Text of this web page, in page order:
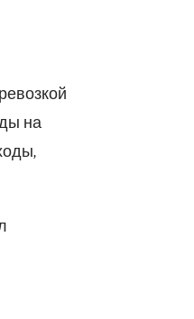
на